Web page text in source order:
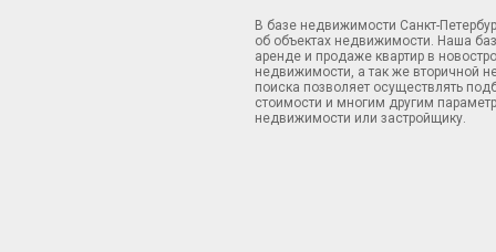
В базе недвижимости Санкт-
об объектах недвижимости. Наша
аренде и продаже квартир в
недвижимости, а так же вторичной
поиска позволяет осуществлять
стоимости и многим другим
недвижимости или застройщику.